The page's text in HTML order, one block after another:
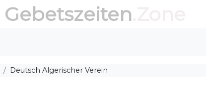
Gebetszeiten
Deutsch Algerischer Verein